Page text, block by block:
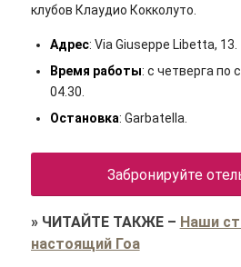
клубов Клаудио Кокколуто.
Адрес: Via Giuseppe Libetta, 13.
Время работы: с четверга по
04.30.
Остановка: Garbatella.
Забронируйте
» ЧИТАЙТЕ ТАКЖЕ– Наши
настоящий Гоа